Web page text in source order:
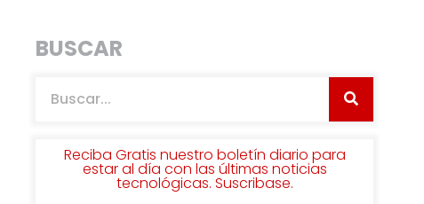
BUSCAR
Reciba Gratis nuestro boletín diario para
estar al día con las últimas noticias
tecnológicas. Suscribase.